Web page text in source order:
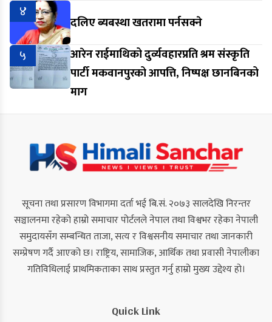
४
दलिए ब्यबस्था खतरामा पर्नसक्ने
५
आरेन राईमाथिको दुर्व्यवहारप्रति श्रम संस्कृति
पार्टी मकवानपुरको आपत्ति, निष्पक्ष छानबिनको
माग
सूचना तथा प्रसारण विभागमा दर्ता भई बि.सं. २०७३ सालदेखि निरन्तर
सञ्चालनमा रहेको हाम्रो समाचार पोर्टलले नेपाल तथा विश्वभर रहेका नेपाली
समुदायसँग सम्बन्धित ताजा, सत्य र विश्वसनीय समाचार तथा जानकारी
सम्प्रेषण गर्दै आएको छ। राष्ट्रिय, सामाजिक, आर्थिक तथा प्रवासी नेपालीका
गतिविधिलाई प्राथमिकताका साथ प्रस्तुत गर्नु हाम्रो मुख्य उद्देश्य हो।
Quick Link